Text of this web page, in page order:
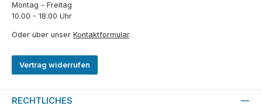
Montag - Freitag
10.00 - 18.00 Uhr
Oder über unser Kontaktformular.
Vertrag widerrufen
RECHTLICHES